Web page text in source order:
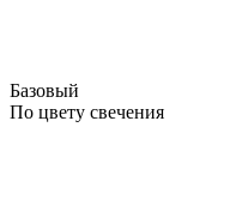
Базовый
По цвету свечения